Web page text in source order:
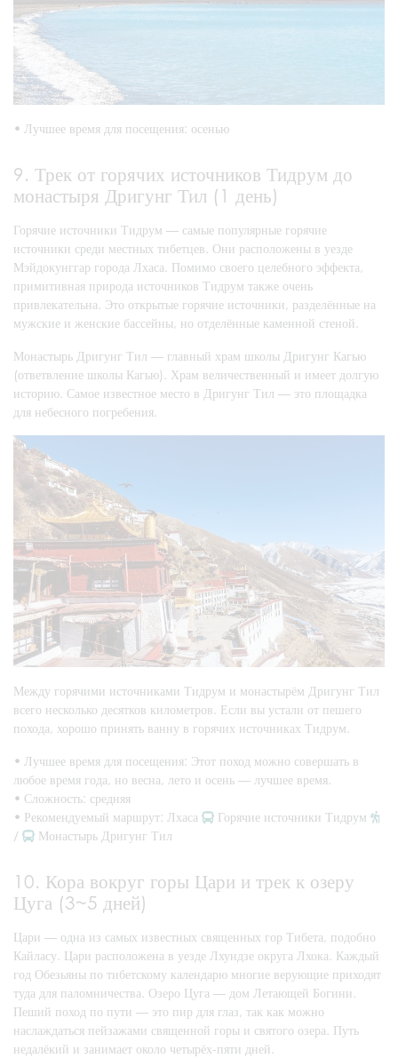
• Лучшее время для посещения: осенью
9. Трек от горячих источников Тидрум до
монастыря Дригунг Тил (1 день)
Горячие источники Тидрум — самые популярные горячие
источники среди местных тибетцев. Они расположены в уезде
Мэйдокунггар города Лхаса. Помимо своего целебного эффекта,
примитивная природа источников Тидрум также очень
привлекательна. Это открытые горячие источники, разделённые на
мужские и женские бассейны, но отделённые каменной стеной.
Монастырь Дригунг Тил — главный храм школы Дригунг Кагью
(ответвление школы Кагью). Храм величественный и имеет долгую
историю. Самое известное место в Дригунг Тил — это площадка
для небесного погребения.
Между горячими источниками Тидрум и монастырём Дригунг Тил
всего несколько десятков километров. Если вы устали от пешего
похода, хорошо принять ванну в горячих источниках Тидрум.
• Лучшее время для посещения: Этот поход можно совершать в
любое время года, но весна, лето и осень — лучшее время.
• Сложность: средняя
• Рекомендуемый маршрут: Лхаса
Горячие источники Тидрум
/
Монастырь Дригунг Тил
10. Кора вокруг горы Цари и трек к озеру
Цуга (3~5 дней)
Цари — одна из самых известных священных гор Тибета, подобно
Кайласу. Цари расположена в уезде Лхундзе округа Лхока. Каждый
год Обезьяны по тибетскому календарю многие верующие приходят
туда для паломничества. Озеро Цуга — дом Летающей Богини.
Пеший поход по пути — это пир для глаз, так как можно
наслаждаться пейзажами священной горы и святого озера. Путь
недалёкий и занимает около четырёх-пяти дней.